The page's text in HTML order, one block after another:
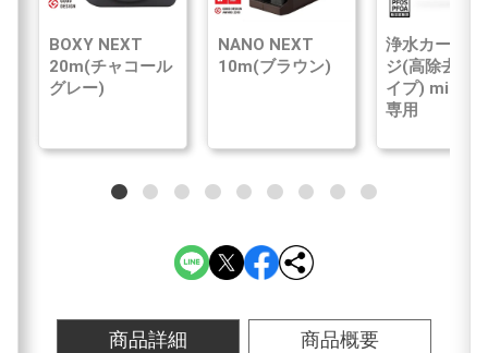
BOXY NEXT
20m(チャコール
グレー)
NANO NEXT
10m(ブラウン)
浄水カートリ
ジ(高除去性
イプ) mini
専用
商品詳細 商品概要